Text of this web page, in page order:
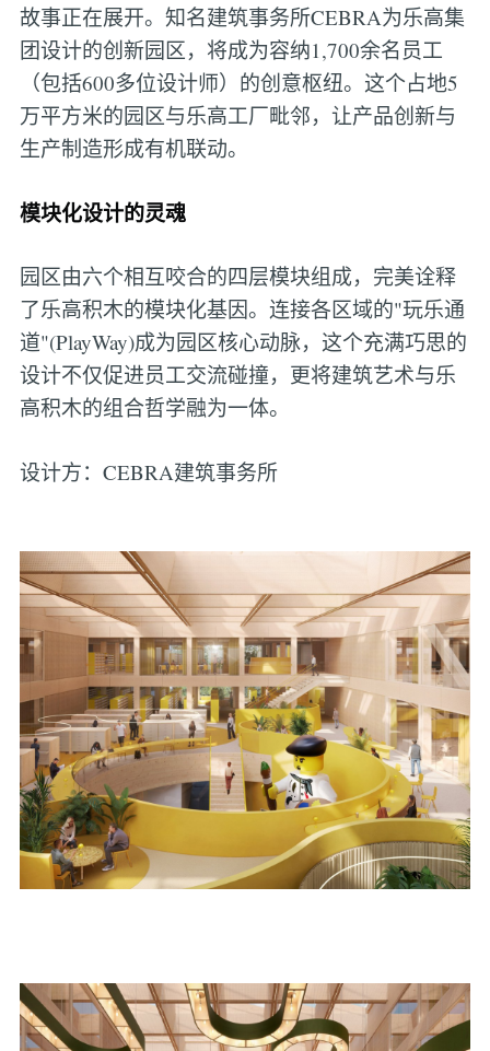
故事正在展开。知名建筑事务所CEBRA为乐高集
团设计的创新园区，将成为容纳1,700余名员工
（包括600多位设计师）的创意枢纽。这个占地5
万平方米的园区与乐高工厂毗邻，让产品创新与
生产制造形成有机联动。
模块化设计的灵魂
园区由六个相互咬合的四层模块组成，完美诠释
了乐高积木的模块化基因。连接各区域的"玩乐通
道"(PlayWay)成为园区核心动脉，这个充满巧思的
设计不仅促进员工交流碰撞，更将建筑艺术与乐
高积木的组合哲学融为一体。
设计方：CEBRA建筑事务所